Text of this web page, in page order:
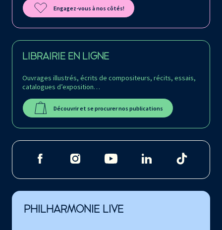
Engagez-vous à nos côtés!
LIBRAIRIE EN LIGNE
Ouvrages illustrés, écrits de compositeurs, récits, essais,
catalogues d’exposition…
Découvrir et se procurer nos publications
PHILHARMONIE LIVE